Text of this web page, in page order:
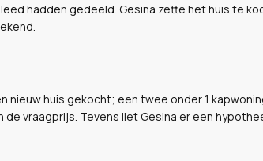
hadden gedeeld. Gesina zette het huis te
nieuw huis gekocht; een twee onder 1
vraagprijs. Tevens liet Gesina er een